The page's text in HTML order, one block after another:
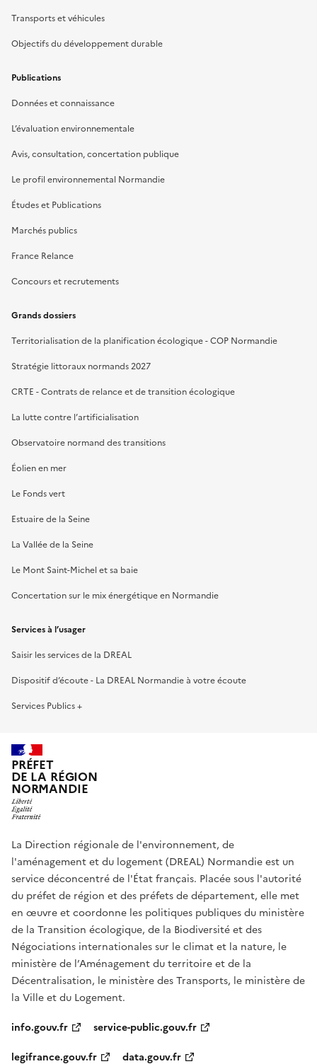
Transports et véhicules
Objectifs du développement durable
Publications
Données et connaissance
L’évaluation environnementale
Avis, consultation, concertation publique
Le profil environnemental Normandie
Études et Publications
Marchés publics
France Relance
Concours et recrutements
Grands dossiers
Territorialisation de la planification écologique - COP Normandie
Stratégie littoraux normands 2027
CRTE - Contrats de relance et de transition écologique
La lutte contre l’artificialisation
Observatoire normand des transitions
Éolien en mer
Le Fonds vert
Estuaire de la Seine
La Vallée de la Seine
Le Mont Saint-Michel et sa baie
Concertation sur le mix énergétique en Normandie
Services à l’usager
Saisir les services de la DREAL
Dispositif d’écoute - La DREAL Normandie à votre écoute
Services Publics +
PRÉFET
DE LA RÉGION
NORMANDIE
La Direction régionale de l'environnement, de
l'aménagement et du logement (DREAL) Normandie est un
service déconcentré de l'État français. Placée sous l'autorité
du préfet de région et des préfets de département, elle met
en œuvre et coordonne les politiques publiques du ministère
de la Transition écologique, de la Biodiversité et des
Négociations internationales sur le climat et la nature, le
ministère de l’Aménagement du territoire et de la
Décentralisation, le ministère des Transports, le ministère de
la Ville et du Logement.
info.gouv.fr
service-public.gouv.fr
legifrance.gouv.fr
data.gouv.fr